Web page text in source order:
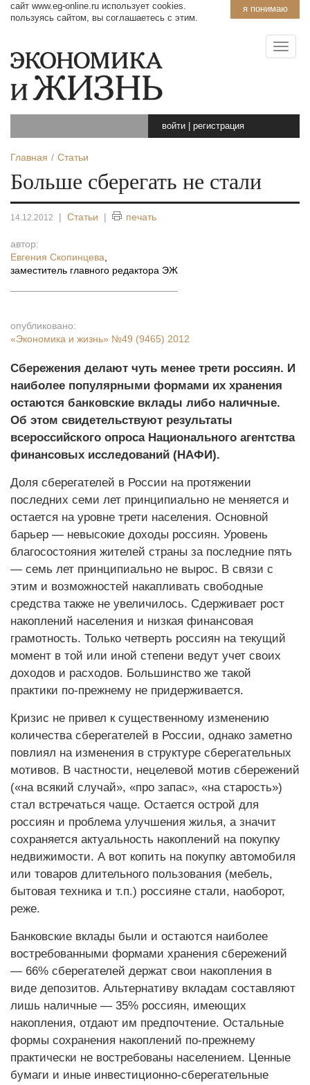
я понимаю
сайт www.eg-online.ru использует cookies.
пользуясь сайтом, вы соглашаетесь с этим.
войти регистрация
Главная Статьи
Больше сберегать не стали
14.12.2012 | Статьи | печать
автор:
Евгения Скопинцева
заместитель главного редактора ЭЖ
опубликовано:
«Экономика и жизнь» №49 (9465) 2012
Сбережения делают чуть менее трети россиян. И
наиболее популярными формами их хранения
остаются банковские вклады либо наличные.
Об этом свидетельствуют результаты
всероссийского опроса Национального агентства
финансовых исследований (НАФИ).
Доля сберегателей в России на протяжении
последних семи лет принципиально не меняется и
остается на уровне трети населения. Основной
барьер — невысокие доходы россиян. Уровень
благосостояния жителей страны за последние пять
— семь лет принципиально не вырос. В связи с
этим и возможностей накапливать свободные
средства также не увеличилось. Сдерживает рост
накоплений населения и низкая финансовая
грамотность. Только четверть россиян на текущий
момент в той или иной степени ведут учет своих
доходов и расходов. Большинство же такой
практики по-прежнему не придерживается.
Кризис не привел к существенному изменению
количества сберегателей в России, однако заметно
повлиял на изменения в структуре сберегательных
мотивов. В частности, нецелевой мотив сбережений
(«на всякий случай», «про запас», «на старость»)
стал встречаться чаще. Остается острой для
россиян и проблема улучшения жилья, а значит
сохраняется актуальность накоплений на покупку
недвижимости. А вот копить на покупку автомобиля
или товаров длительного пользования (мебель,
бытовая техника и т.п.) россияне стали, на­оборот,
реже.
Банковские вклады были и остаются наиболее
востребованными формами хранения сбережений
— 66% сберегателей держат свои накопления в
виде депозитов. Альтернативу вкладам составляют
лишь наличные — 35% россиян, имеющих
накопления, отдают им предпочтение. Остальные
формы сохранения накоплений по-прежнему
практически не востребованы населением. Ценные
бумаги и иные инвестиционно-сберегательные